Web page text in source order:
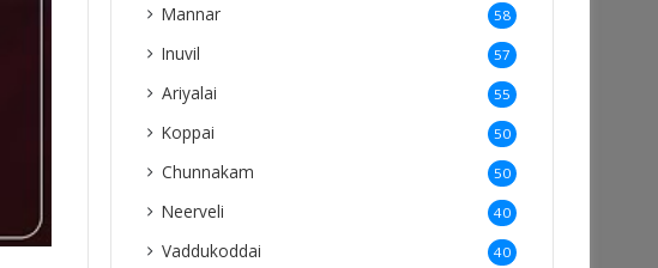
Mannar 58
Inuvil 57
Ariyalai 55
Koppai 50
Chunnakam 50
Neerveli 40
Vaddukoddai 40